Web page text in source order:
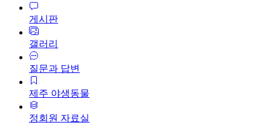
게시판
갤러리
질문과 답변
제주 야생동물
정회원 자료실